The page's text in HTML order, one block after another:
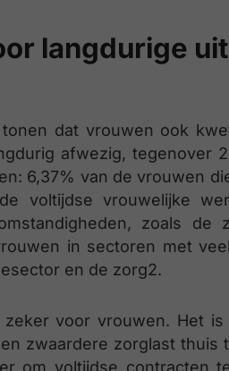
langdurige
dat vrouwen ook
afwezig, tegenover
6,37% van de vrouwen
voltijdse vrouwelijke
zoals de
in sectoren met
en de zorg2.
voor vrouwen. Het is
zwaardere zorglast thuis
om voltijdse contracten